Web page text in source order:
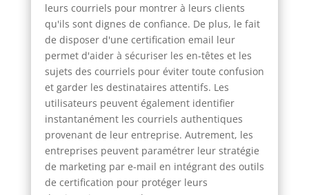
leurs courriels pour montrer à leurs clients
qu'ils sont dignes de confiance. De plus, le fait
de disposer d'une certification email leur
permet d'aider à sécuriser les en-têtes et les
sujets des courriels pour éviter toute confusion
et garder les destinataires attentifs. Les
utilisateurs peuvent également identifier
instantanément les courriels authentiques
provenant de leur entreprise. Autrement, les
entreprises peuvent paramétrer leur stratégie
de marketing par e-mail en intégrant des outils
de certification pour protéger leurs